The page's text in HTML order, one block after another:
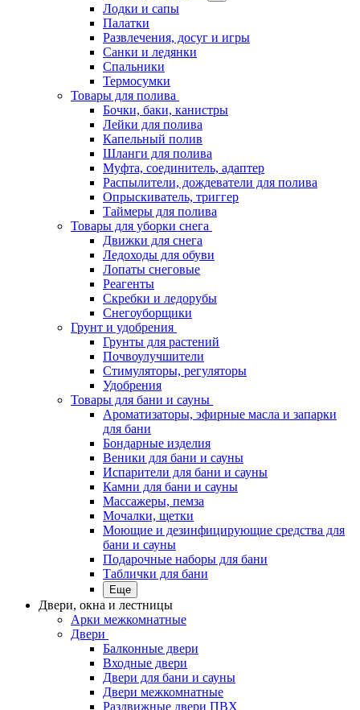
Лодки и сапы
Палатки
Развлечения, досуг и игры
Санки и ледянки
Спальники
Термосумки
Товары для полива
Бочки, баки, канистры
Лейки для полива
Капельный полив
Шланги для полива
Муфта, соединитель, адаптер
Распылители, дождеватели для полива
Опрыскиватель, триггер
Таймеры для полива
Товары для уборки снега
Движки для снега
Ледоходы для обуви
Лопаты снеговые
Реагенты
Скребки и ледорубы
Снегоуборщики
Грунт и удобрения
Грунты для растений
Почвоулучшители
Стимуляторы, регуляторы
Удобрения
Товары для бани и сауны
Ароматизаторы, эфирные масла и запарки
для бани
Бондарные изделия
Веники для бани и сауны
Испарители для бани и сауны
Камни для бани и сауны
Массажеры, пемза
Мочалки, щетки
Моющие и дезинфицирующие средства для
бани и сауны
Подарочные наборы для бани
Таблички для бани
Еще
Двери, окна и лестницы
Арки межкомнатные
Двери
Балконные двери
Входные двери
Двери для бани и сауны
Двери межкомнатные
Раздвижные двери ПВХ